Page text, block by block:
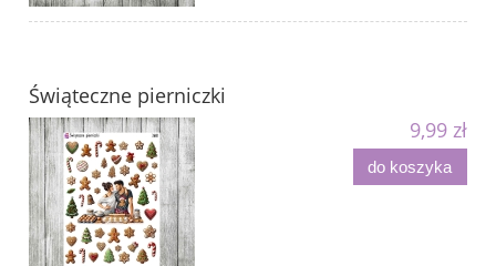
Świąteczne pierniczki
9,99 zł
do koszyka